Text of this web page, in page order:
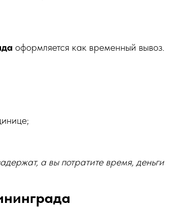
оформляется как временный вывоз.
а вы потратите время, деньги